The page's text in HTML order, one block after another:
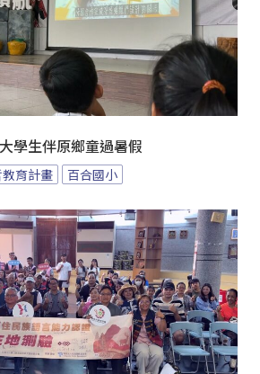
學生伴原鄉童過暑假
教育計畫 百合國小